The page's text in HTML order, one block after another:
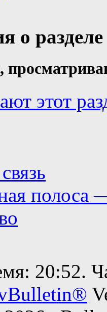
о
этот
полоса
20:52.